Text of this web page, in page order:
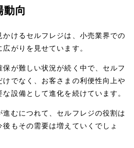
向
けるセルフレジは、小売業界での
がりを見せています。
保が難しい状況が続く中で、セルフ
けでなく、お客さまの利便性向上や
設備として進化を続けています。
進むにつれて、セルフレジの役割は
もその需要は増えていくでしょ